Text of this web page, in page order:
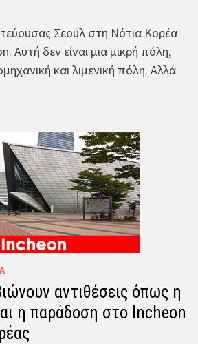
Σεούλ στη Νότια Κορέα
Αυτή δεν είναι μια μικρή πόλη,
και λιμενική πόλη. Αλλά
αντιθέσεις όπως η
η παράδοση στο Incheon